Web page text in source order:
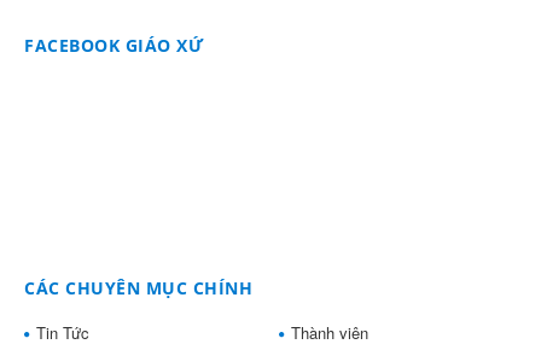
FACEBOOK GIÁO XỨ
CÁC CHUYÊN MỤC CHÍNH
Tin Tức
Thành viên